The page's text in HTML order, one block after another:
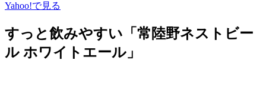
Yahoo!で見る
すっと飲みやすい「常陸野ネストビー
ル ホワイトエール」